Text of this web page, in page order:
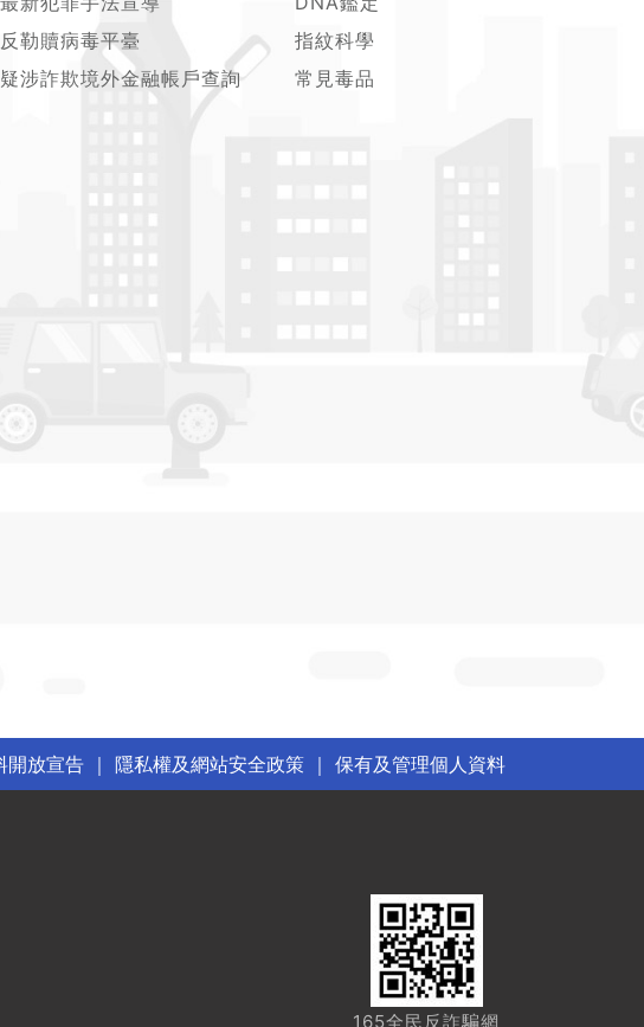
反勒贖病毒平臺
疑涉詐欺境外金融帳戶查詢
指紋科學
常見毒品
開放宣告 ｜ 隱私權及網站安全政策 ｜ 保有及管理個人資料
165全民反詐騙網